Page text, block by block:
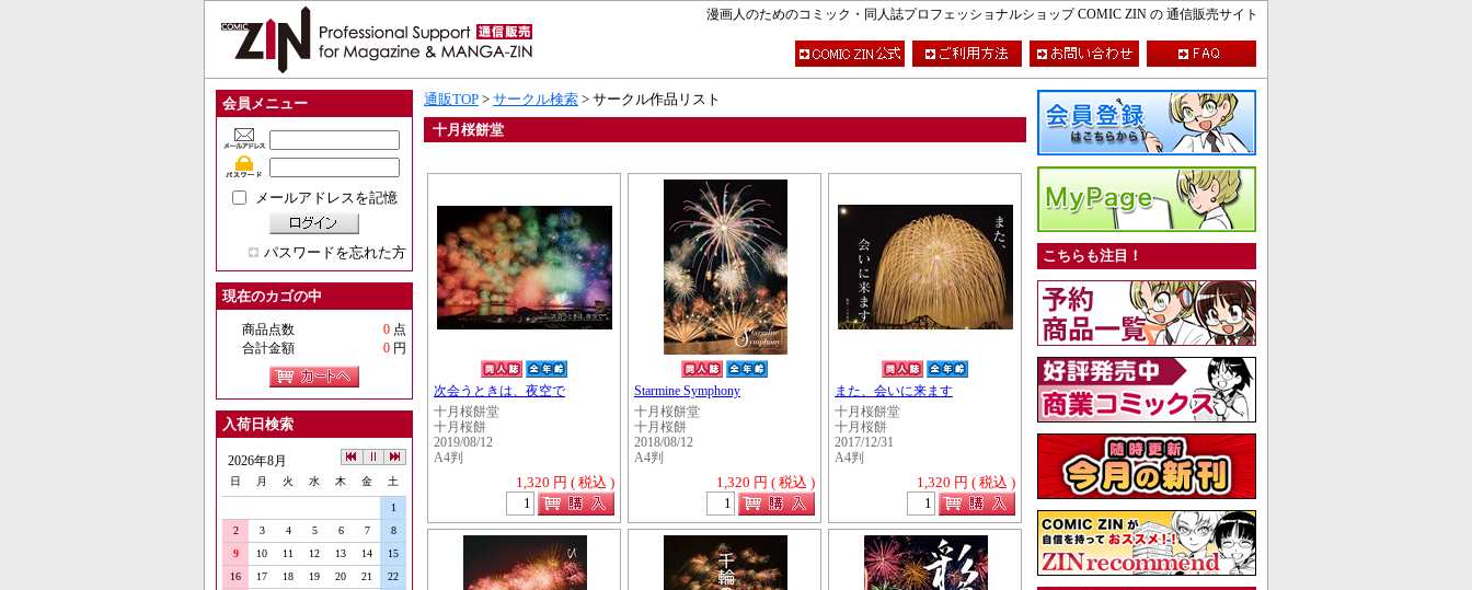
漫画人のためのコミック・同人誌プロフェッショナルショップ COMIC ZIN の 通信販売サイト
会員メニュー
メールアドレスを記憶
パスワードを忘れた方
現在のカゴの中
商品点数 0 点
合計金額
0 円
入荷日検索
2026年8月
日 月 火 水 木 金 土
1
2
3 4 5 6 7
8
9
10 11 12 13 14
15
16
17 18 19 20 21
22
通販TOP > サークル検索 > サークル作品リスト
十月桜餅堂
次会うときは、夜空で
十月桜餅堂
十月桜餅
2019/08/12
A4判
1,320 円 ( 税込 )
Starmine Symphony
十月桜餅堂
十月桜餅
2018/08/12
A4判
1,320 円 ( 税込 )
また、会いに来ます
十月桜餅堂
十月桜餅
2017/12/31
A4判
1,320 円 ( 税込 )
こちらも注目！